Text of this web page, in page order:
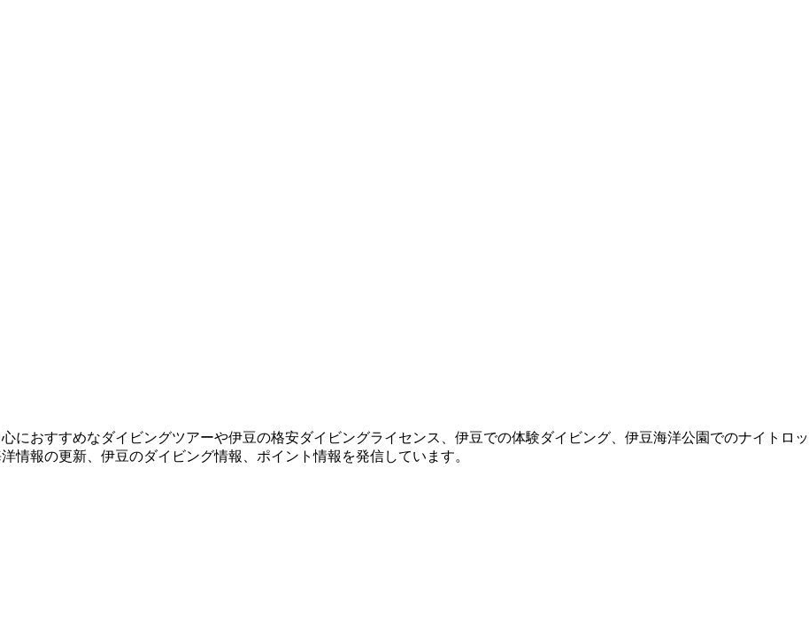
におすすめなダイビングツアーや伊豆の格安ダイビングライセンス、伊豆での体験ダイビング、伊豆海洋公園でのナイトロッ
情報の更新、伊豆のダイビング情報、ポイント情報を発信しています。